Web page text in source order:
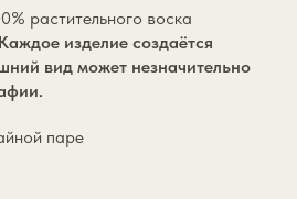
растительного воска
Каждое изделие создаётся
вид может незначительно
паре